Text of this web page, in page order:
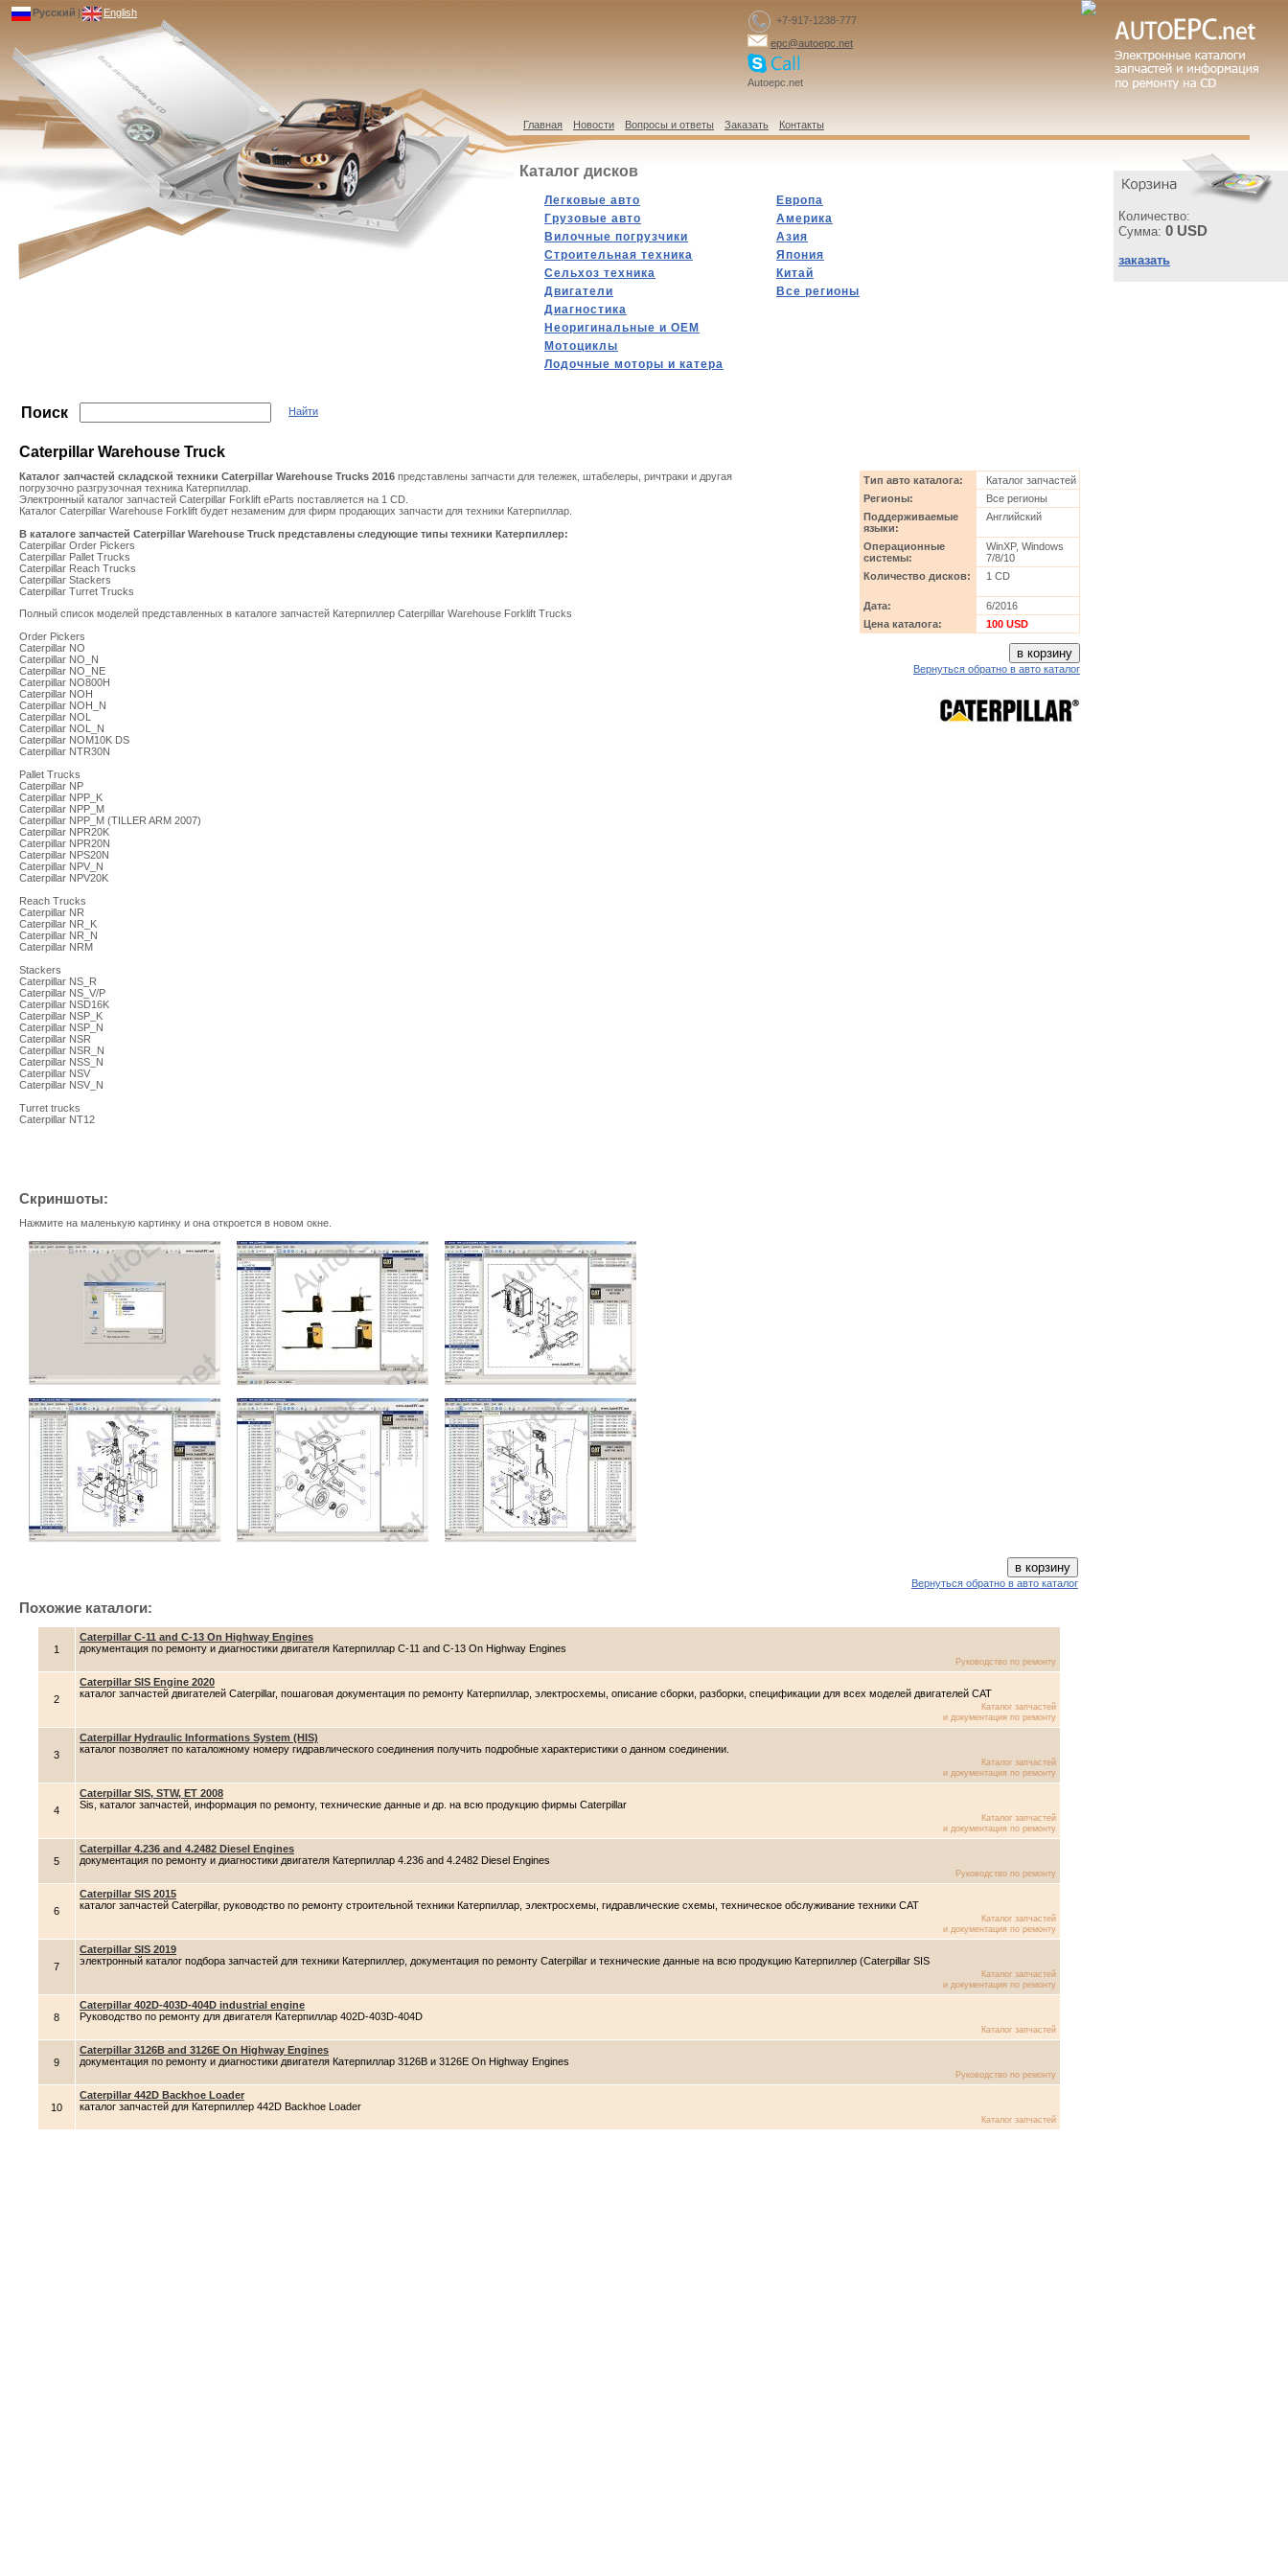
Количество:
Сумма: 0 USD
заказать
+7-917-1238-777
epc@autoepc.net
Autoepc.net
Главная Новости Вопросы и ответы Заказать Контакты
Русский | English
Каталог дисков
Легковые авто
Грузовые авто
Вилочные погрузчики
Строительная техника
Сельхоз техника
Двигатели
Диагностика
Hеоригинальные и OEM
Мотоциклы
Лодочные моторы и катера
Европа
Америка
Азия
Япония
Китай
Все регионы
Поиск Найти
Caterpillar Warehouse Truck
Каталог запчастей складской техники Caterpillar Warehouse Trucks 2016 представлены запчасти для тележек, штабелеры, ричтраки и другая
погрузочно разгрузочная техника Катерпиллар.
Электронный каталог запчастей Caterpillar Forklift eParts поставляется на 1 CD.
Каталог Caterpillar Warehouse Forklift будет незаменим для фирм продающих запчасти для техники Катерпиллар.
В каталоге запчастей Caterpillar Warehouse Truck представлены следующие типы техники Катерпиллер:
Caterpillar Order Pickers
Caterpillar Pallet Trucks
Caterpillar Reach Trucks
Caterpillar Stackers
Caterpillar Turret Trucks
Полный список моделей представленных в каталоге запчастей Катерпиллер Caterpillar Warehouse Forklift Trucks
Order Pickers
Caterpillar NO
Caterpillar NO_N
Caterpillar NO_NE
Caterpillar NO800H
Caterpillar NOH
Caterpillar NOH_N
Caterpillar NOL
Caterpillar NOL_N
Caterpillar NOM10K DS
Caterpillar NTR30N
Pallet Trucks
Caterpillar NP
Caterpillar NPP_K
Caterpillar NPP_M
Caterpillar NPP_M (TILLER ARM 2007)
Caterpillar NPR20K
Caterpillar NPR20N
Caterpillar NPS20N
Caterpillar NPV_N
Caterpillar NPV20K
Reach Trucks
Caterpillar NR
Caterpillar NR_K
Caterpillar NR_N
Caterpillar NRM
Stackers
Caterpillar NS_R
Caterpillar NS_V/P
Caterpillar NSD16K
Caterpillar NSP_K
Caterpillar NSP_N
Caterpillar NSR
Caterpillar NSR_N
Caterpillar NSS_N
Caterpillar NSV
Caterpillar NSV_N
Turret trucks
Caterpillar NT12
Тип авто каталога:
Каталог запчастей
Регионы:
Все регионы
Поддерживаемые
языки:
Английский
Операционные
системы:
WinXP, Windows
7/8/10
Количество дисков:
1 CD
Дата:
6/2016
Цена каталога:
100 USD
Вернуться обратно в авто каталог
Скриншоты:
Нажмите на маленькую картинку и она откроется в новом окне.
Вернуться обратно в авто каталог
Похожие каталоги:
1
Caterpillar C-11 and C-13 On Highway Engines
документация по ремонту и диагностики двигателя Катерпиллар C-11 and C-13 On Highway Engines
Руководство по ремонту
2
Caterpillar SIS Engine 2020
каталог запчастей двигателей Caterpillar, пошаговая документация по ремонту Катерпиллар, электросхемы, описание сборки, разборки, спецификации для всех моделей двигателей CAT
Каталог запчастей
и документация по ремонту
3
Caterpillar Hydraulic Informations System (HIS)
каталог позволяет по каталожному номеру гидравлического соединения получить подробные характеристики о данном соединении.
Каталог запчастей
и документация по ремонту
4
Caterpillar SIS, STW, ET 2008
Sis, каталог запчастей, информация по ремонту, технические данные и др. на всю продукцию фирмы Caterpillar
Каталог запчастей
и документация по ремонту
5
Caterpillar 4.236 and 4.2482 Diesel Engines
документация по ремонту и диагностики двигателя Катерпиллар 4.236 and 4.2482 Diesel Engines
Руководство по ремонту
6
Caterpillar SIS 2015
каталог запчастей Caterpillar, руководство по ремонту строительной техники Катерпиллар, электросхемы, гидравлические схемы, техническое обслуживание техники CAT
Каталог запчастей
и документация по ремонту
7
Caterpillar SIS 2019
электронный каталог подбора запчастей для техники Катерпиллер, документация по ремонту Caterpillar и технические данные на всю продукцию Катерпиллер (Caterpillar SIS
Каталог запчастей
и документация по ремонту
8
Caterpillar 402D-403D-404D industrial engine
Руководство по ремонту для двигателя Катерпиллар 402D-403D-404D
Каталог запчастей
9
Caterpillar 3126B and 3126E On Highway Engines
документация по ремонту и диагностики двигателя Катерпиллар 3126B и 3126E On Highway Engines
Руководство по ремонту
10
Caterpillar 442D Backhoe Loader
каталог запчастей для Катерпиллер 442D Backhoe Loader
Каталог запчастей